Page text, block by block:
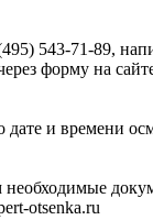
543-71-89,
форму на
дате и времени
необходимые
otsenka.ru